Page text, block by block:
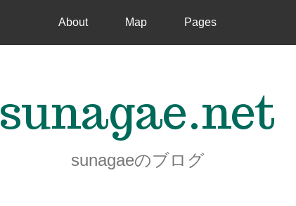
About Map Pages
sunagae.net
sunagaeのブログ